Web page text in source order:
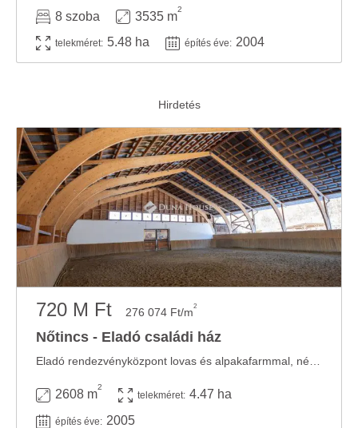
8 szoba 3535 m
2
telekméret: 5.48 ha építés éve: 2004
720 M Ft 276 074 Ft/m2
Nőtincs - Eladó családi ház
2608 m
2
telekméret: 4.47 ha
építés éve: 2005